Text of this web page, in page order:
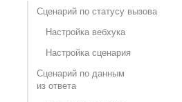
Сценарий по статусу вызова
Настройка вебхука
Настройка сценария
Сценарий по данным
из ответа